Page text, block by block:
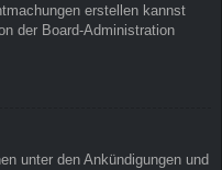
erstellen kannst
der Board-Administration
unter den Ankündigungen und